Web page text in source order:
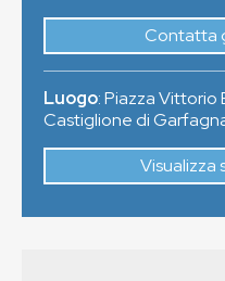
Contatta
Luogo:Piazza Vittorio
Castiglione di
Visualizza